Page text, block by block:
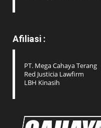
Afiliasi :
PT. Mega Cahaya Terang
Red Justicia Lawfirm
LBH Kinasih